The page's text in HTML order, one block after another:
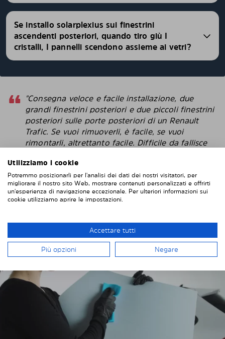
Se installo solarplexius sui finestrini
ascendenti posteriori, quando tiro giù I
cristalli, I pannelli scendono assieme ai vetri?
"Consegna veloce e facile installazione, due
grandi finestrini posteriori e due piccoli finestrini
posteriori sulle porte posteriori di un Renault
Trafic. Se vuoi rimuoverli, è facile, se vuoi
rimontarli, altrettanto facile. Difficile da fallisce
più intelligenti delle pellicole protettive che
attacchi direttamente alla finestra. "
Robert
INSTALLAZIONE DI SOLARPLEXIUS
Utilizziamo i cookie
Potremmo posizionarli per l'analisi dei dati dei nostri visitatori, per
migliorare il nostro sito Web, mostrare contenuti personalizzati e offrirti
un'esperienza di navigazione eccezionale. Per ulteriori informazioni sui
cookie utilizziamo aprire le impostazioni.
Accettare tutti
Più opzioni Negare